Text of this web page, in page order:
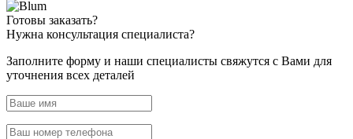
Готовы заказать?
Нужна консультация специалиста?
Заполните форму и наши специалисты свяжутся с Вами для
уточнения всех деталей